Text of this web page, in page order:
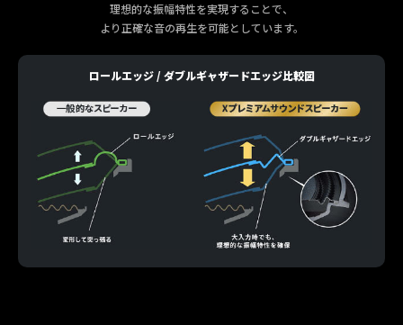
理想的な振幅特性を実現することで、
より正確な音の再生を可能としています。
ロールエッジ / ダブルギャザードエッジ比較図